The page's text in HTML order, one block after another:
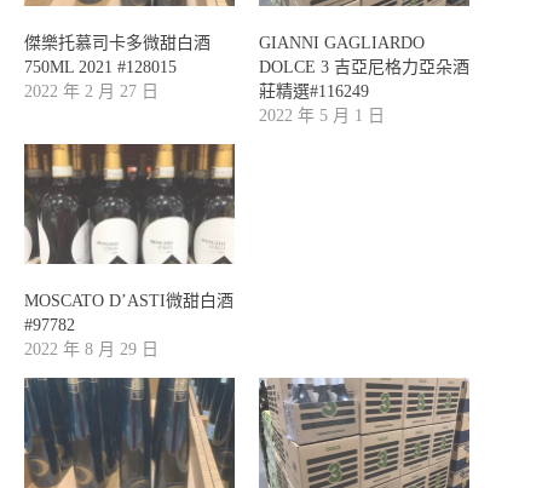
傑樂托慕司卡多微甜白酒
750ML 2021 #128015
2022 年 2 月 27 日
GIANNI GAGLIARDO
DOLCE 3 吉亞尼格力亞朵酒
莊精選#116249
2022 年 5 月 1 日
MOSCATO D’ASTI微甜白酒
#97782
2022 年 8 月 29 日